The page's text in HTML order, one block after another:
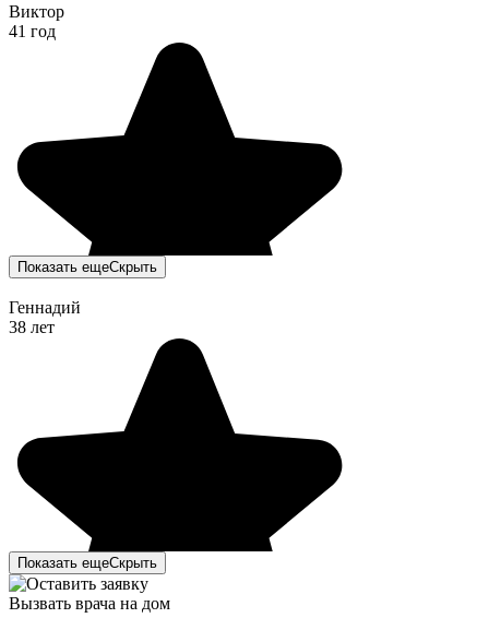
Виктор
41 год
Показать ещеСкрыть
Геннадий
38 лет
Показать ещеСкрыть
Вызвать врача на дом